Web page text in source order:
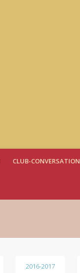
CLUB-CONVERSATION
2016-2017